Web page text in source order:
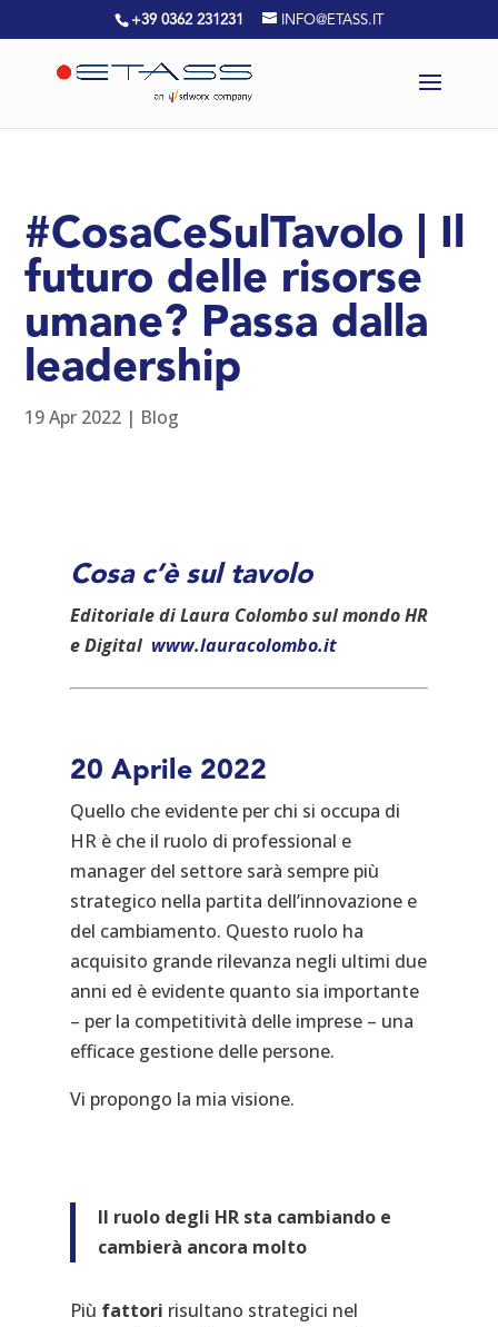
+39 0362 231231 INFO@ETASS.IT
#CosaCeSulTavolo | Il
futuro delle risorse
umane? Passa dalla
leadership
19 Apr 2022 | Blog
Cosa c’è sul tavolo
Editoriale di Laura Colombo sul mondo HR
e Digital www.lauracolombo.it
20 Aprile 2022
Quello che evidente per chi si occupa di
HR è che il ruolo di professional e
manager del settore sarà sempre più
strategico nella partita dell’innovazione e
del cambiamento. Questo ruolo ha
acquisito grande rilevanza negli ultimi due
anni ed è evidente quanto sia importante
– per la competitività delle imprese – una
efficace gestione delle persone.
Vi propongo la mia visione.
Il ruolo degli HR sta cambiando e
cambierà ancora molto
Più fattori risultano strategici nel